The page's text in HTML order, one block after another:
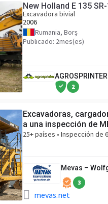
New Holland E 135 SR-
Excavadora bivial
2006
Rumania, Borș
Publicado: 2mes(es)
AGROSPRINTER
2
Excavadoras,
a una inspección de
25+ países • Inspección de
Mevas –
3
mevas.net